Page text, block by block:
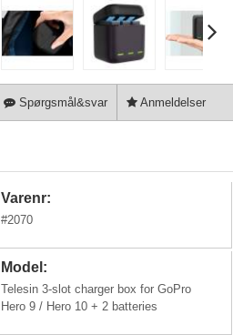
Spørgsmål&svar Anmeldelser
Varenr:
#2070
Model:
Telesin 3-slot charger box for GoPro
Hero 9 / Hero 10 + 2 batteries